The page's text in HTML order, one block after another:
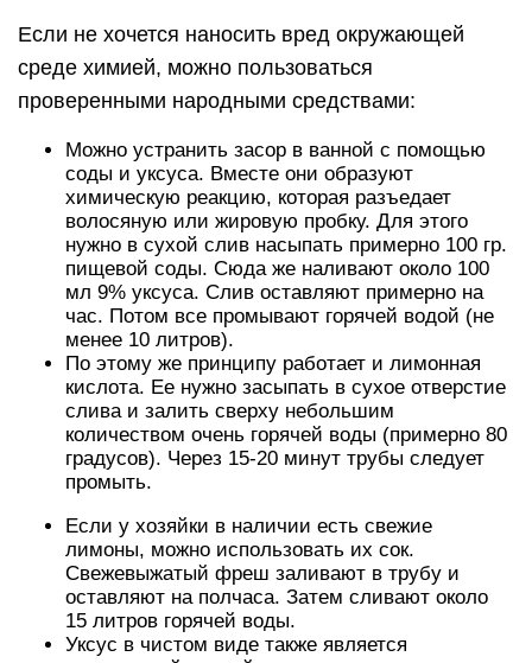
Если не хочется наносить вред окружающей
среде химией, можно пользоваться
проверенными народными средствами:
Можно устранить засор в ванной с помощью
соды и уксуса. Вместе они образуют
химическую реакцию, которая разъедает
волосяную или жировую пробку. Для этого
нужно в сухой слив насыпать примерно 100 гр.
пищевой соды. Сюда же наливают около 100
мл 9% уксуса. Слив оставляют примерно на
час. Потом все промывают горячей водой (не
менее 10 литров).
По этому же принципу работает и лимонная
кислота. Ее нужно засыпать в сухое отверстие
слива и залить сверху небольшим
количеством очень горячей воды (примерно 80
градусов). Через 15-20 минут трубы следует
промыть.
Если у хозяйки в наличии есть свежие
лимоны, можно использовать их сок.
Свежевыжатый фреш заливают в трубу и
оставляют на полчаса. Затем сливают около
15 литров горячей воды.
Уксус в чистом виде также является